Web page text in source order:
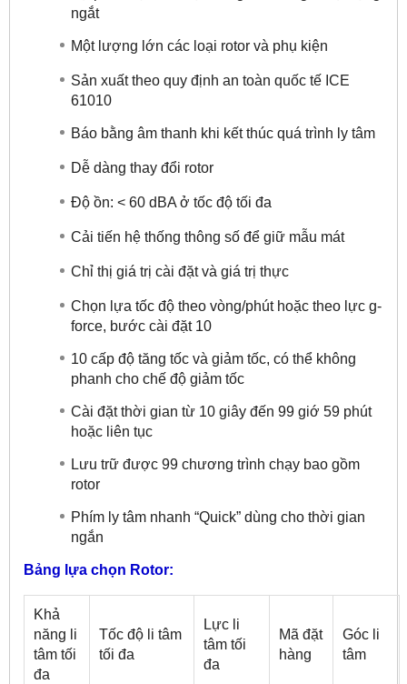
ngắt
Một lượng lớn các loại rotor và phụ kiện
Sản xuất theo quy định an toàn quốc tế ICE
61010
Báo bằng âm thanh khi kết thúc quá trình ly tâm
Dễ dàng thay đổi rotor
Độ ồn: < 60 dBA ở tốc độ tối đa
Cải tiến hệ thống thông số để giữ mẫu mát
Chỉ thị giá trị cài đặt và giá trị thực
Chọn lựa tốc độ theo vòng/phút hoặc theo lực g-
force, bước cài đặt 10
10 cấp độ tăng tốc và giảm tốc, có thể không
phanh cho chế độ giảm tốc
Cài đặt thời gian từ 10 giây đến 99 giớ 59 phút
hoặc liên tục
Lưu trữ được 99 chương trình chạy bao gồm
rotor
Phím ly tâm nhanh “Quick” dùng cho thời gian
ngắn
Bảng lựa chọn Rotor:
Khả
năng li
tâm tối
đa
Tốc độ li tâm
tối đa
Lực li
tâm tối
đa
Mã đặt
hàng
Góc li
tâm